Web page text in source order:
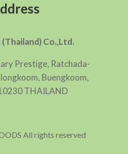
Co.,Ltd.
Prestige, Ratchada-
Buengkoom,
THAILAND
All rights reserved